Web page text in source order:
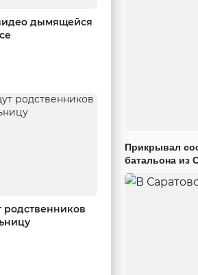
дымящейся
родственников
Прикрывал
батальона из